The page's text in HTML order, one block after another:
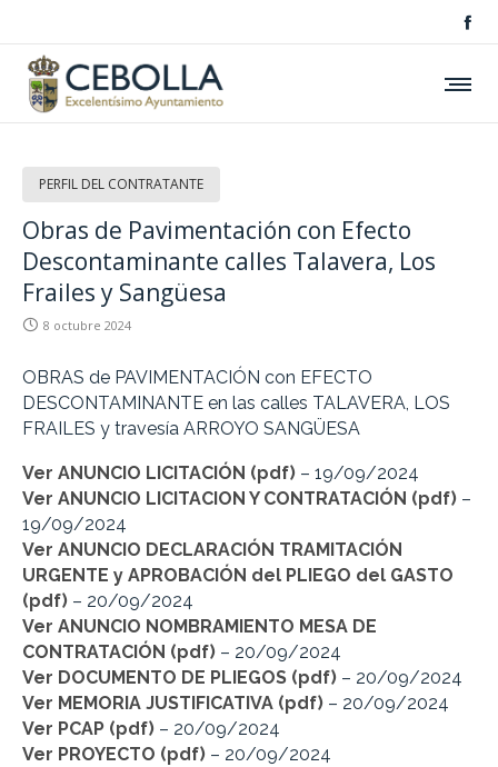
PERFIL DEL CONTRATANTE
Obras de Pavimentación con Efecto
Descontaminante calles Talavera, Los
Frailes y Sangüesa
8 octubre 2024
OBRAS de PAVIMENTACIÓN con EFECTO
DESCONTAMINANTE en las calles TALAVERA, LOS
FRAILES y travesía ARROYO SANGÜESA
Ver ANUNCIO LICITACIÓN (pdf) – 19/09/2024
Ver ANUNCIO LICITACION Y CONTRATACIÓN (pdf) –
19/09/2024
Ver ANUNCIO DECLARACIÓN TRAMITACIÓN
URGENTE y APROBACIÓN del PLIEGO del GASTO
(pdf) – 20/09/2024
Ver ANUNCIO NOMBRAMIENTO MESA DE
CONTRATACIÓN (pdf) – 20/09/2024
Ver DOCUMENTO DE PLIEGOS (pdf) – 20/09/2024
Ver MEMORIA JUSTIFICATIVA (pdf) – 20/09/2024
Ver PCAP (pdf) – 20/09/2024
Ver PROYECTO (pdf) – 20/09/2024